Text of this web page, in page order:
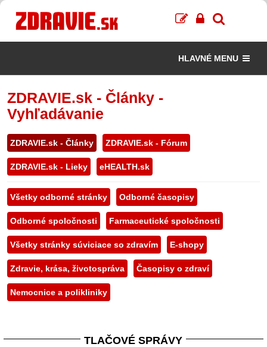
HLAVNÉ MENU
ZDRAVIE.sk - Články -
Vyhľadávanie
ZDRAVIE.sk - Články ZDRAVIE.sk - Fórum
ZDRAVIE.sk - Lieky eHEALTH.sk
Všetky odborné stránky Odborné časopisy
Odborné spoločnosti Farmaceutické spoločnosti
Všetky stránky súviciace so zdravím E-shopy
Zdravie, krása, životospráva Časopisy o zdraví
Nemocnice a polikliniky
TLAČOVÉ SPRÁVY